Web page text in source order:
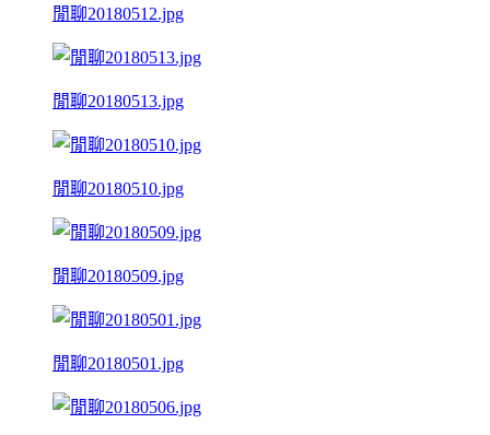
閒聊20180512.jpg
閒聊20180513.jpg
閒聊20180510.jpg
閒聊20180509.jpg
閒聊20180501.jpg